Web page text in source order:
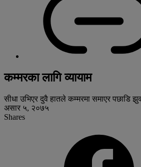
कम्मरका लागि व्यायाम
सीधा उभिएर दुवै हातले कम्मरमा समाएर पछाडि
असार ५, २०७५
Shares